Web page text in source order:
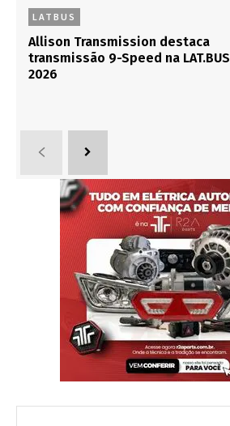
LATBUS
Allison Transmission destaca
transmissão 9-Speed na LAT.BUS
2026